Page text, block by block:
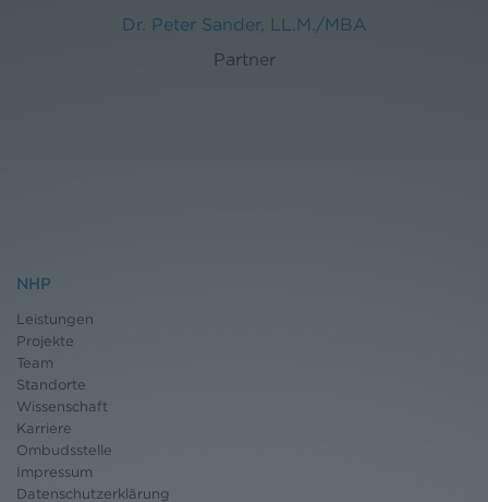
Dr. Peter Sander, LL.M./MBA
Partner
NHP
Leistungen
Projekte
Team
Standorte
Wissenschaft
Karriere
Ombudsstelle
Impressum
Datenschutzerklärung